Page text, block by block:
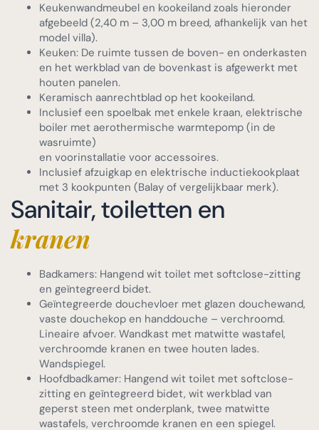
Keukenwandmeubel en kookeiland zoals hieronder
afgebeeld (2,40 m – 3,00 m breed, afhankelijk van het
model villa).
Keuken: De ruimte tussen de boven- en onderkasten
en het werkblad van de bovenkast is afgewerkt met
houten panelen.
Keramisch aanrechtblad op het kookeiland.
Inclusief een spoelbak met enkele kraan, elektrische
boiler met aerothermische warmtepomp (in de
wasruimte)
en voorinstallatie voor accessoires.
Inclusief afzuigkap en elektrische inductiekookplaat
met 3 kookpunten (Balay of vergelijkbaar merk).
Sanitair, toiletten en
kranen
Badkamers: Hangend wit toilet met softclose-zitting
en geïntegreerd bidet.
Geïntegreerde douchevloer met glazen douchewand,
vaste douchekop en handdouche – verchroomd.
Lineaire afvoer. Wandkast met matwitte wastafel,
verchroomde kranen en twee houten lades.
Wandspiegel.
Hoofdbadkamer: Hangend wit toilet met softclose-
zitting en geïntegreerd bidet, wit werkblad van
geperst steen met onderplank, twee matwitte
wastafels, verchroomde kranen en een spiegel.